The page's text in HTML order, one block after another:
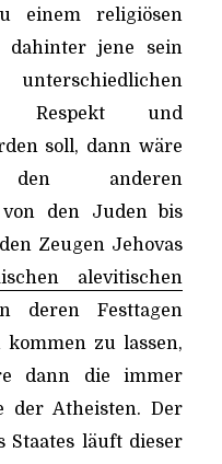
einem religiösen
dahinter jene sein
Respekt und
soll, dann wäre
anderen
von den Juden bis
Zeugen Jehovas
alevitischen
deren Festtagen
zu lassen,
dann die immer
der Atheisten. Der
Staates läuft dieser